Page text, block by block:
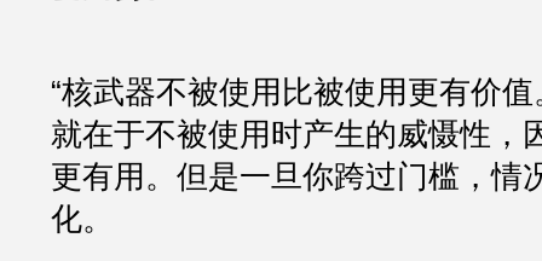
“核武器不被使用比被使用更有价
就在于不被使用时产生的威慑性，
更有用。但是一旦你跨过门槛，情
化。